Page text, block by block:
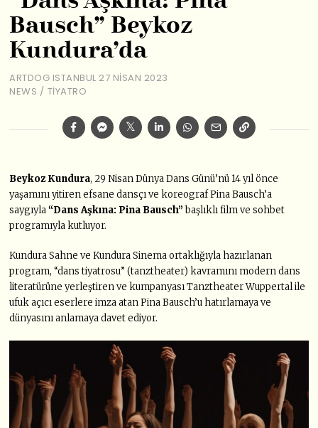
Bausch” Beykoz
Kundura’da
ARTDOG ISTANBUL 27 NISAN 2023
NEWS / TIYATRO
Beykoz Kundura, 29 Nisan Dünya Dans Günü’nü 14 yıl önce
yaşamını yitiren efsane dansçı ve koreograf Pina Bausch’a
saygıyla“Dans Aşkına: Pina Bausch”başlıklı film ve sohbet
programıyla kutluyor.
Kundura Sahne ve Kundura Sinema ortaklığıyla hazırlanan
program, “dans tiyatrosu” (tanztheater) kavramını modern dans
literatürüne yerleştiren ve kumpanyası Tanztheater Wuppertal ile
ufuk açıcı eserlere imza atan Pina Bausch’u hatırlamaya ve
dünyasını anlamaya davet ediyor.